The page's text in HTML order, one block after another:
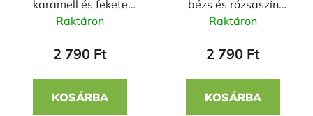
karamell és fekete
22mm
Raktáron
2 790 Ft
KOSÁRBA
bézs és rózsaszín
22mm
Raktáron
2 790 Ft
KOSÁRBA